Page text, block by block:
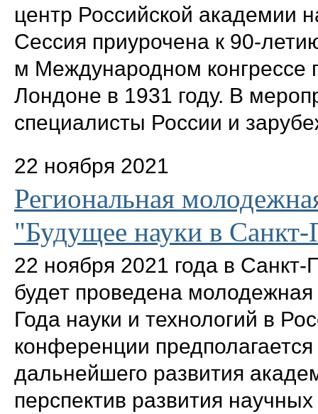
центр Российской академии
Сессия приурочена к 90-
м Международном конгрессе
Лондоне в 1931 году. В
специалисты России и
22 ноября 2021
Региональная
"Будущее науки в Санкт-
22 ноября 2021 года в
будет проведена
Года науки и технологий в
конференции
дальнейшего развития
перспектив развития